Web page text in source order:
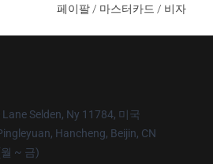
페이팔 / 마스터카드 / 비자
Selden, Ny 11784, 미국
Hancheng, Beijin, CN
~ 금)